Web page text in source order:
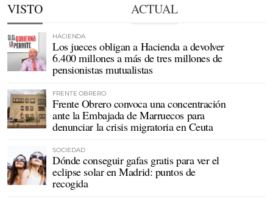
VISTO ACTUAL
HACIENDA
Los jueces obligan a Hacienda a devolver
6.400 millones a más de tres millones de
pensionistas mutualistas
FRENTE OBRERO
Frente Obrero convoca una concentración
ante la Embajada de Marruecos para
denunciar la crisis migratoria en Ceuta
SOCIEDAD
Dónde conseguir gafas gratis para ver el
eclipse solar en Madrid: puntos de
recogida